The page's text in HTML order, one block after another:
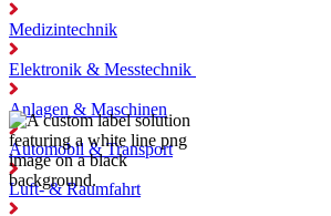
Medizintechnik
Elektronik & Messtechnik
Anlagen & Maschinen
Automobil & Transport
Luft- & Raumfahrt